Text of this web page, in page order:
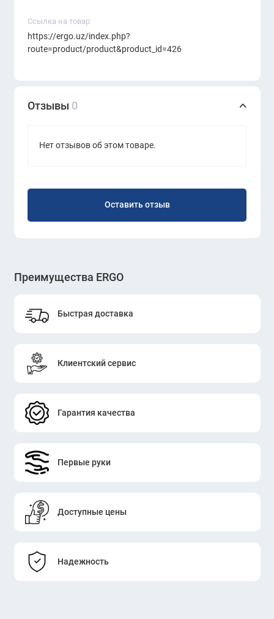
Ссылка на товар
https://ergo.uz/index.php?
route=product/product&product_id=426
Отзывы 0
Нет отзывов об этом товаре.
Оставить отзыв
Преимущества ERGO
Быстрая доставка
Клиентский сервис
Гарантия качества
Первые руки
Доступные цены
Надежность